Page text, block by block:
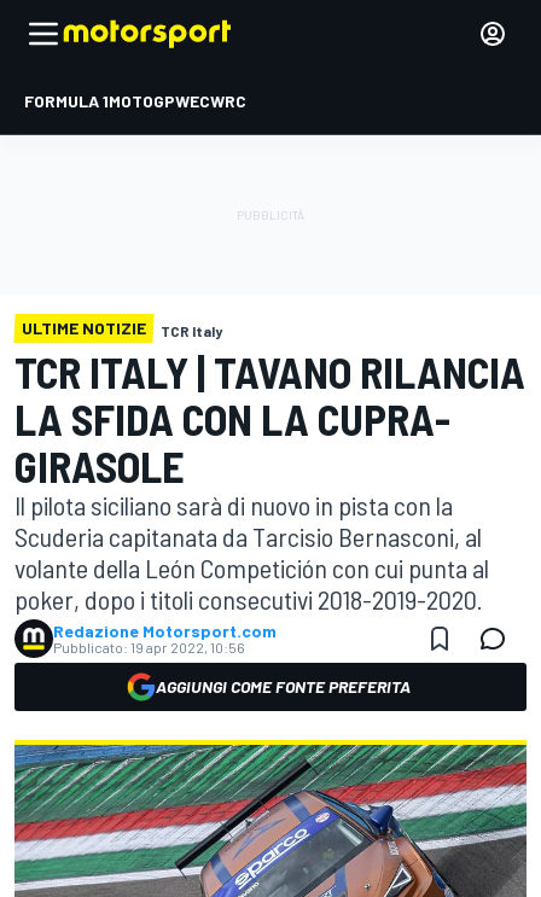
FORMULA 1MOTOGPWECWRC
ULTIME NOTIZIE TCR Italy
TCR ITALY | TAVANO RILANCIA
LA SFIDA CON LA CUPRA-
GIRASOLE
Il pilota siciliano sarà di nuovo in pista con la
Scuderia capitanata da Tarcisio Bernasconi, al
volante della León Competición con cui punta al
poker, dopo i titoli consecutivi 2018-2019-2020.
Redazione Motorsport.com
Pubblicato: 19 apr 2022, 10:56
AGGIUNGI COME FONTE PREFERITA